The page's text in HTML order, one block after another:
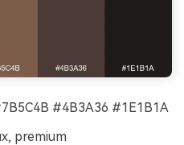
#4B3A36 #1E1B1A
premium